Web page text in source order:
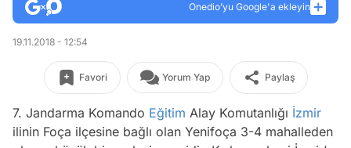
Onedio’yu Google'a ekleyin
19.11.2018 - 12:54
Favori Yorum Yap Paylaş
7. Jandarma Komando Eğitim Alay Komutanlığı İzmir
ilinin Foça ilçesine bağlı olan Yenifoça 3-4 mahalleden